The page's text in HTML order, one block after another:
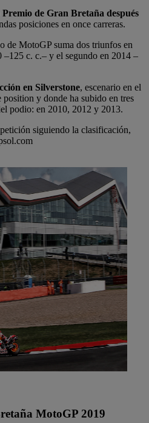
de Gran Bretaña después
posiciones en once carreras.
de MotoGP suma dos triunfos en
c. c.– y el segundo en 2014 –
en Silverstone, escenario en el
y donde ha subido en tres
podio: en 2010, 2012 y 2013.
siguiendo la clasificación,
MotoGP 2019